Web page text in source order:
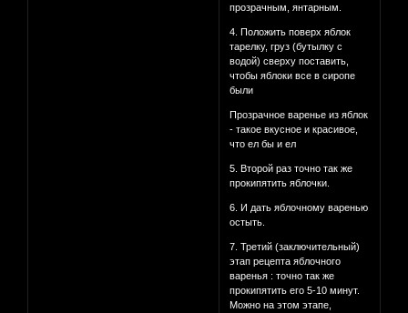
прозрачным, янтарным.
4. Положить поверх яблок
тарелку, груз (бутылку с
водой) сверху поставить,
чтобы яблоки все в сиропе
были
Прозрачное варенье из яблок
- такое вкусное и красивое,
что ел бы и ел
5. Второй раз точно так же
прокипятить яблочки.
6. И дать яблочному варенью
остыть.
7. Третий (заключительный)
этап рецепта яблочного
варенья : точно так же
прокипятить его 5-10 минут.
Можно на этом этапе,